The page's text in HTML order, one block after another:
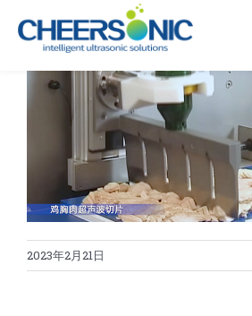
2023年2月21日